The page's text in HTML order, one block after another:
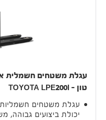
טון – TOYOTA LPE200I
יכולת ביצועים גבוהה,